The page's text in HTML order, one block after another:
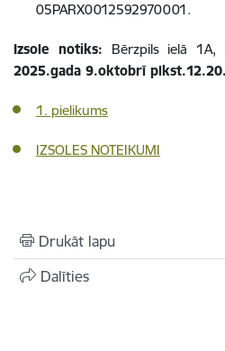
05PARX0012592970001.
Izsole notiks: Bērzpils ielā 1A,
2025.gada 9.oktobrī plkst.12.20.
1. pielikums
IZSOLES NOTEIKUMI
Drukāt lapu
Dalīties